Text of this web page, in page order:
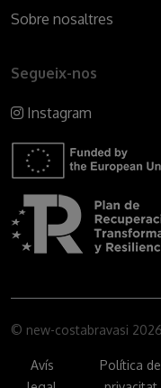
Sobre nosaltres
Segueix-nos
Instagram
© new-costabravasi
Avís
Política de